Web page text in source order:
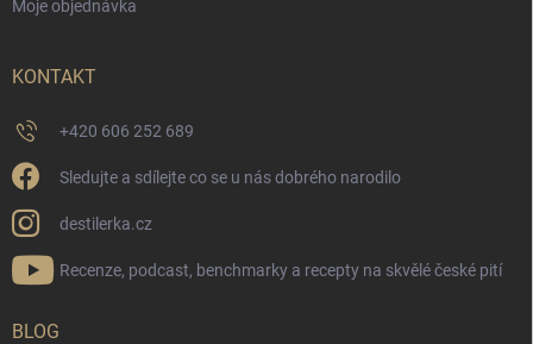
Moje objednávka
KONTAKT
+420 606 252 689
Sledujte a sdílejte co se u nás dobrého narodilo
destilerka.cz
Recenze, podcast, benchmarky a recepty na skvělé české pití
BLOG